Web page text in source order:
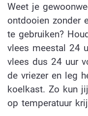
Weet je
ontdooien zonder
te gebruiken?
vlees meestal 24
vlees dus 24 uur
de vriezer en leg
koelkast. Zo kun
op temperatuur